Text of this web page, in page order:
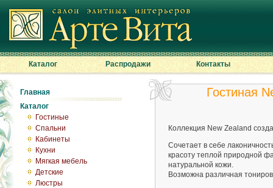
Каталог Распродажи Контакты
Главная
Каталог
Гостиные
Спальни
Кабинеты
Кухни
Мягкая мебель
Детские
Люстры
Гостиная
Коллекция New Zealand
Сочетает в себе
красоту теплой природной
натуральной кожи.
Возможна различная